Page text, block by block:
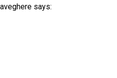
says: